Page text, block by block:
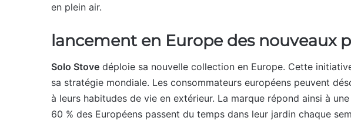
en plein air.
lancement en Europe des nouveaux
Solo Stove déploie sa nouvelle collection en Europe. Cette
sa stratégie mondiale. Les consommateurs européens peuvent
à leurs habitudes de vie en extérieur. La marque répond ainsi à
60 % des Européens passent du temps dans leur jardin chaque